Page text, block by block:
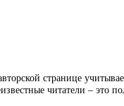
странице
читатели – это